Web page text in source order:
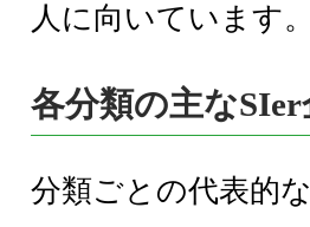
人に向いています。
各分類の主な
分類ごとの代表的